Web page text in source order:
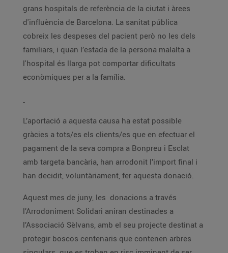
grans hospitals de referència de la ciutat i àrees
d'influència de Barcelona. La sanitat pública
cobreix les despeses del pacient però no les dels
familiars, i quan l’estada de la persona malalta a
l'hospital és llarga pot comportar dificultats
econòmiques per a la família.
L’aportació a aquesta causa ha estat possible
gràcies a tots/es els clients/es que en efectuar el
pagament de la seva compra a Bonpreu i Esclat
amb targeta bancària, han arrodonit l’import final i
han decidit, voluntàriament, fer aquesta donació.
Aquest mes de juny, les donacions a través
l’Arrodoniment Solidari aniran destinades a
l’Associació Sèlvans, amb el seu projecte destinat a
protegir boscos centenaris que contenen arbres